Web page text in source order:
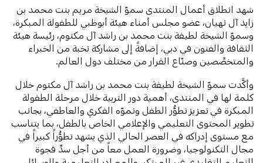
شهد انطلاق أعمال المنتدى سموّ الشيخة مريم بنت محمد بن
زايد آل نهيان، عضو مجلس أمناء هيئة أبوظبي للطفولة المبكرة،
وسموّ الشيخة لطيفة بنت محمد بن راشد آل مكتوم، رئيسة هيئة
الثقافة والفنون في دبي، إضافةً إلى مشاركة نخبة من الخبراء
والمتخصِّصين وصنّاع القرار من مختلف دول العالم.
وأكَّدت سموّ الشيخة لطيفة بنت محمد بن راشد آل مكتوم خلال
كلمة لها في المنتدى، أهمية دور التربية خلال مرحلة الطفولة
المبكرة في تعزيز تطوُّر الطفل ونموّه الفكري والعاطفي، بجانب
تطوير المحتوى التعليمي والإعلامي الخاص بالطفل، بما يتناسب
مع مستوى إدراكه في العصر الحالي الذي يشهد تطوُّراً كبيراً في
مجال التكنولوجيا، وضرورة العمل معاً من أجل سدِّ فجوة